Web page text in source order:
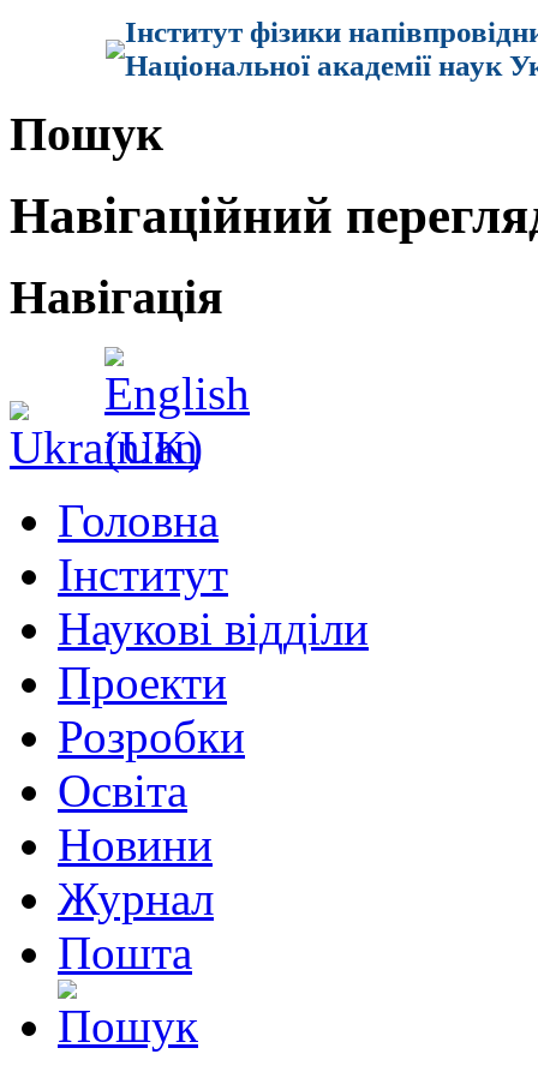
Інститут фізики
Національної академії наук
Пошук
Навігаційний
Навігація
Головна
Інститут
Наукові відділи
Проекти
Розробки
Освіта
Новини
Журнал
Пошта